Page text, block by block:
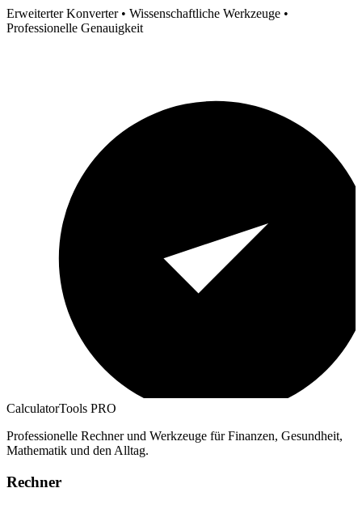
Erweiterter Konverter • Wissenschaftliche Werkzeuge •
Professionelle Genauigkeit
CalculatorTools PRO
Professionelle Rechner und Werkzeuge für Finanzen, Gesundheit,
Mathematik und den Alltag.
Rechner